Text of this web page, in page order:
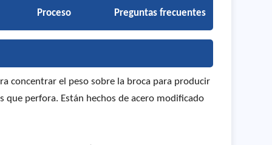
Proceso Preguntas frecuentes
concentrar el peso sobre la broca para producir
perfora. Están hechos de acero modificado